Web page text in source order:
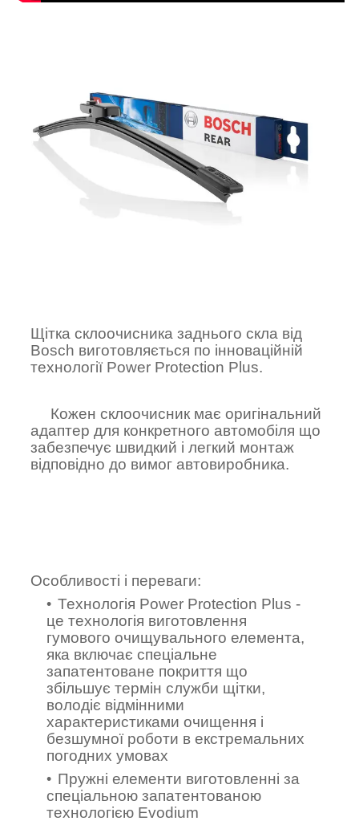
Щітка склоочисника заднього скла від
Bosch виготовляється по інноваційній
технології Power Protection Plus.
Кожен склоочисник має оригінальний
адаптер для конкретного автомобіля що
забезпечує швидкий і легкий монтаж
відповідно до вимог автовиробника.
Особливості і переваги:
Технологія Power Protection Plus -
це технологія виготовлення
гумового очищувального елемента,
яка включає спеціальне
запатентоване покриття що
збільшує термін служби щітки,
володіє відмінними
характеристиками очищення і
безшумної роботи в екстремальних
погодних умовах
Пружні елементи виготовленні за
спеціальною запатентованою
технологією Evodium